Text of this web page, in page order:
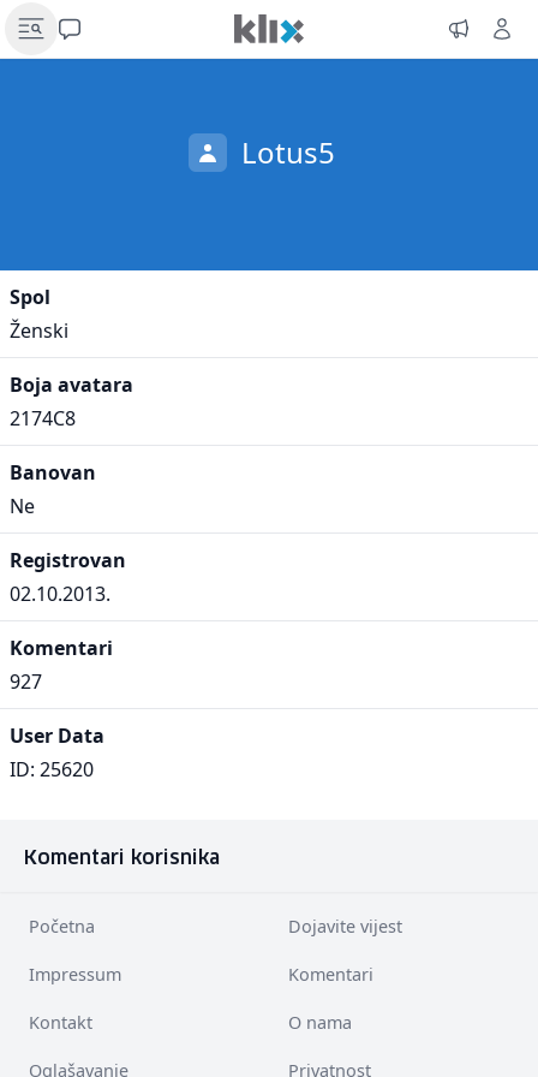
Lotus5
Spol
Ženski
Boja avatara
2174C8
Banovan
Ne
Registrovan
02.10.2013.
Komentari
927
User Data
ID: 25620
Komentari korisnika
Početna Dojavite vijest
Impressum Komentari
Kontakt O nama
Oglašavanje Privatnost